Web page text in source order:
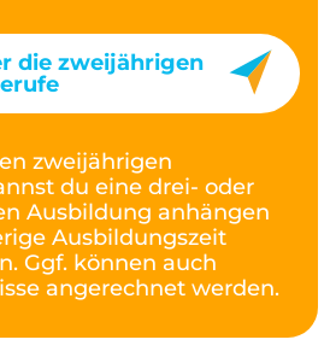
die zweijährigen
zweijährigen
du eine drei- oder
Ausbildung anhängen
Ausbildungszeit
Ggf. können auch
angerechnet werden.